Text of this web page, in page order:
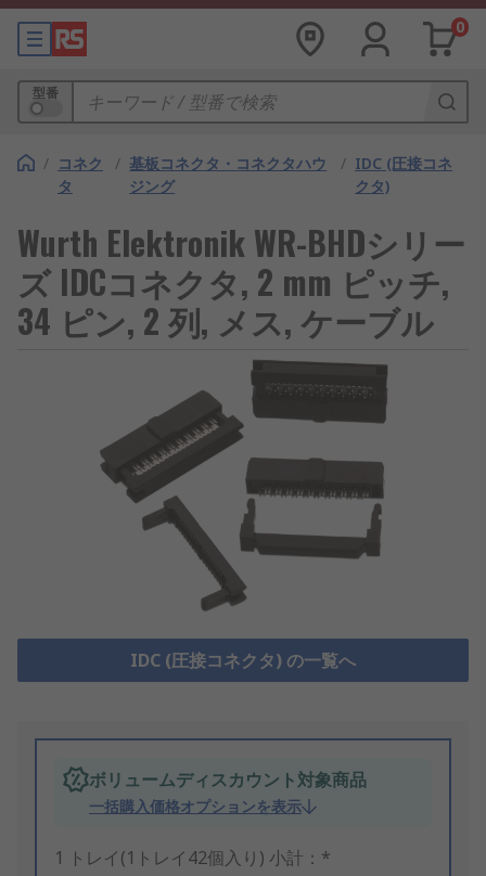
0
型番
/ コネク
タ
/ 基板コネクタ・コネクタハウ
ジング
/ IDC (圧接コネ
クタ)
Wurth Elektronik WR-BHDシリー
ズ IDCコネクタ, 2 mm ピッチ,
34 ピン, 2 列, メス, ケーブル
IDC (圧接コネクタ) の一覧へ
ボリュームディスカウント対象商品
一括購入価格オプションを表示
1 トレイ(1トレイ42個入り) 小計：*